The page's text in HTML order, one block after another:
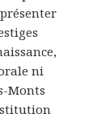
ni
Monts